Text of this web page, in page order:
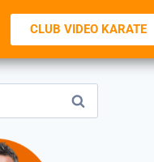
CLUB VIDEO KARATE